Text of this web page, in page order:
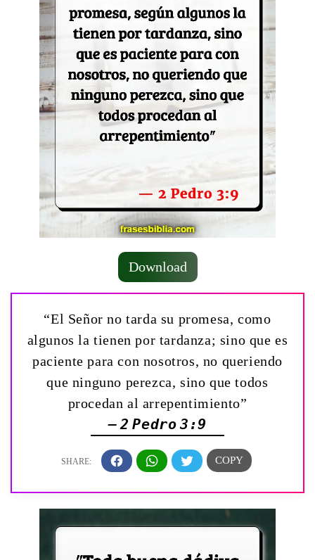
Download
“El Señor no tarda su promesa, como
algunos la tienen por tardanza; sino que es
paciente para con nosotros, no queriendo
que ninguno perezca, sino que todos
procedan al arrepentimiento”
— 2 Pedro 3:9